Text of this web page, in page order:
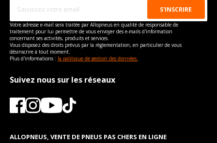
Votre adresse e-mail sera traitée par Allopneus en qualité de responsable de
traitement pour lui permettre de vous envoyer des e-mails d'information
concernant ses activités, produits et services.
Vous disposez des droits prévus par la règlementation, en particulier de vous
désinscrire à tout moment.
Plus d'informations : la politique de gestion des données.
Suivez nous sur les réseaux
ALLOPNEUS, VENTE DE PNEUS PAS CHERS EN LIGNE